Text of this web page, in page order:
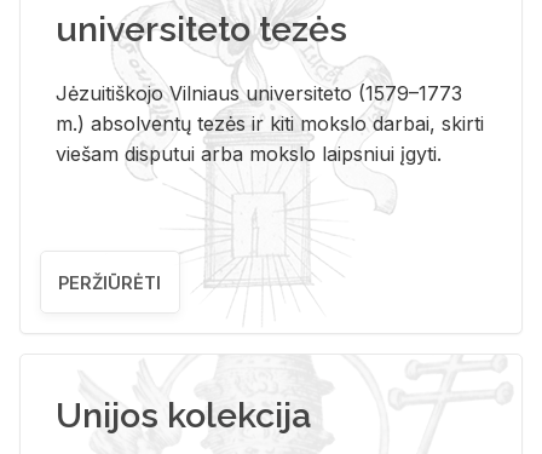
universiteto tezės
Jėzuitiškojo Vilniaus universiteto (1579–1773
m.) absolventų tezės ir kiti mokslo darbai, skirti
viešam disputui arba mokslo laipsniui įgyti.
PERŽIŪRĖTI
Unijos kolekcija